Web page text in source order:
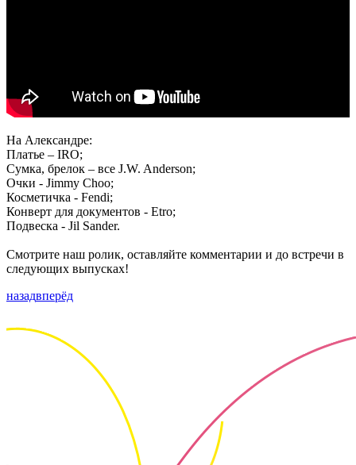
На Александре:
Платье – IRO;
Сумка, брелок – все J.W. Anderson;
Очки - Jimmy Choo;
Косметичка - Fendi;
Конверт для документов - Etro;
Подвеска - Jil Sander.
Смотрите наш ролик, оставляйте комментарии и до встречи в
следующих выпусках!
назадвперёд